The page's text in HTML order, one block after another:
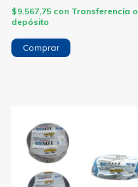
$9.567,75 con Transferencia o
depósito
Comprar